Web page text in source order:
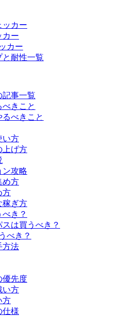
ッカー
カー
カー
と耐性一覧
記事一覧
きこと
べきこと
い方
上げ方
ン攻略
め方
方
稼ぎ方
き？
は買うべき？
べき？
方法
優先度
い方
方
仕様